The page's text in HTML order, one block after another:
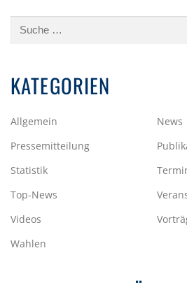
Suche
KATEGORIEN
Allgemein
News
Pressemitteilung
Statistik
Top-News
Videos
Wahlen